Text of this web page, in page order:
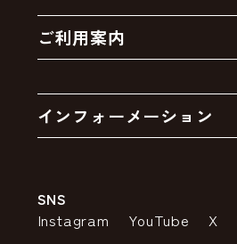
クーポン
卸販売・大量注文
アウトレットセール
ご利用案内
お支払いについて
インフォーメーション
特定商取引法の表示
SNS
Instagram YouTube X